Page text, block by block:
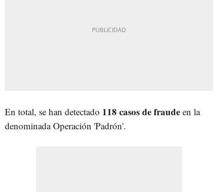
En total, se han detectado 118 casos de fraude en la
denominada Operación 'Padrón'.